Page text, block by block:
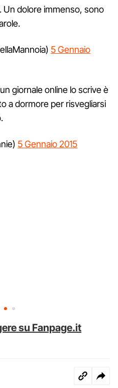
Un dolore immenso, sono
5 Gennaio
giornale online lo scrive è
a dormore per risvegliarsi
5 Gennaio 2015
su Fanpage.it